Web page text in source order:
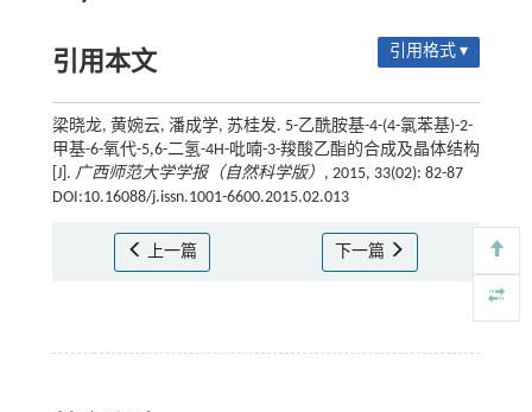
引用本文 引用格式 ▾
梁晓龙, 黄婉云, 潘成学, 苏桂发. 5-乙酰胺基-4-(4-氯苯基)-2-
甲基-6-氧代-5,6-二氢-4H-吡喃-3-羧酸乙酯的合成及晶体结构
[J]. 广西师范大学学报（自然科学版） , 2015, 33(02): 82-87
DOI:10.16088/j.issn.1001-6600.2015.02.013
上一篇 下一篇